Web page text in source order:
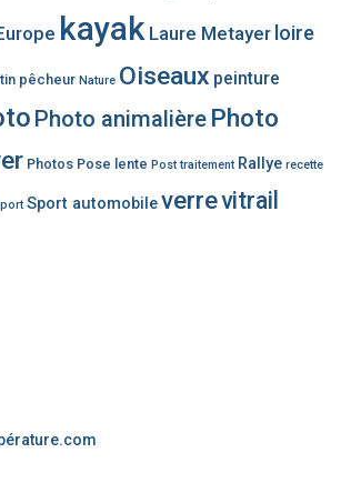
kayak Laure Metayer loire
pêcheur Nature Oiseaux peinture
Photo animalière Photo
Photos Pose lente Post traitement Rallye recette
Sport automobileverrevitrail